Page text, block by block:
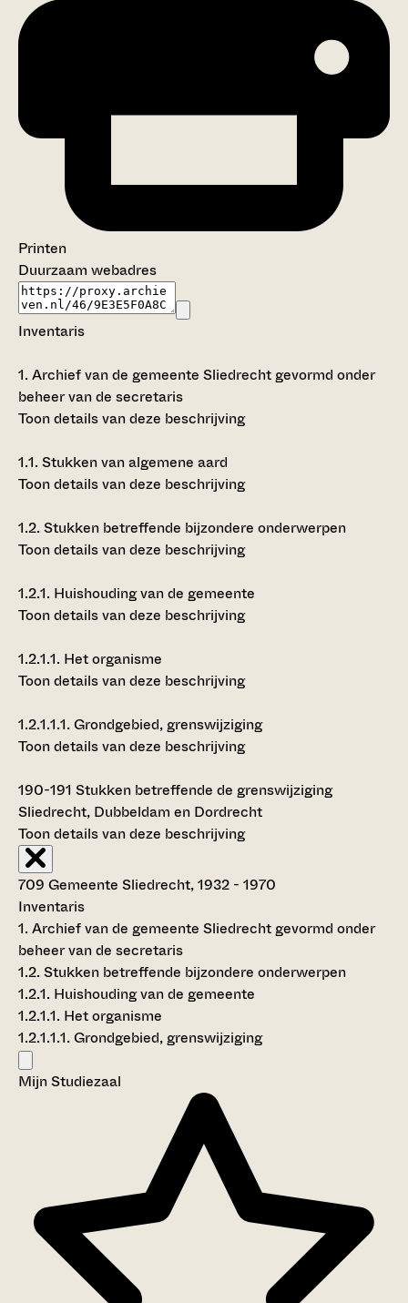
Printen
Duurzaam webadres
Inventaris
1.Archief van de gemeente Sliedrecht gevormd onder
beheer van de secretaris
Toon details van deze beschrijving
1.1.Stukken van algemene aard
Toon details van deze beschrijving
1.2.Stukken betreffende bijzondere onderwerpen
Toon details van deze beschrijving
1.2.1. Huishouding van de gemeente
Toon details van deze beschrijving
1.2.1.1. Het organisme
Toon details van deze beschrijving
1.2.1.1.1.Grondgebied, grenswijziging
Toon details van deze beschrijving
190-191 Stukken betreffende de grenswijziging
Sliedrecht, Dubbeldam en Dordrecht
Toon details van deze beschrijving
709 Gemeente Sliedrecht, 1932 - 1970
Inventaris
1. Archief van de gemeente Sliedrecht gevormd onder
beheer van de secretaris
1.2. Stukken betreffende bijzondere onderwerpen
1.2.1. Huishouding van de gemeente
1.2.1.1. Het organisme
1.2.1.1.1. Grondgebied, grenswijziging
Mijn Studiezaal